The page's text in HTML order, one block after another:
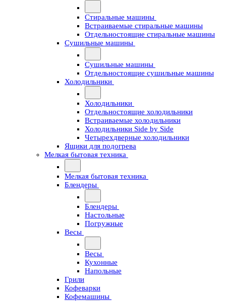
Стиральные машины
Встраиваемые стиральные машины
Отдельностоящие стиральные машины
Сушильные машины
Сушильные машины
Отдельностоящие сушильные машины
Холодильники
Холодильники
Отдельностоящие холодильники
Встраиваемые холодильники
Холодильники Side by Side
Четырехдверные холодильники
Ящики для подогрева
Мелкая бытовая техника
Мелкая бытовая техника
Блендеры
Блендеры
Настольные
Погружные
Весы
Весы
Кухонные
Напольные
Грили
Кофеварки
Кофемашины